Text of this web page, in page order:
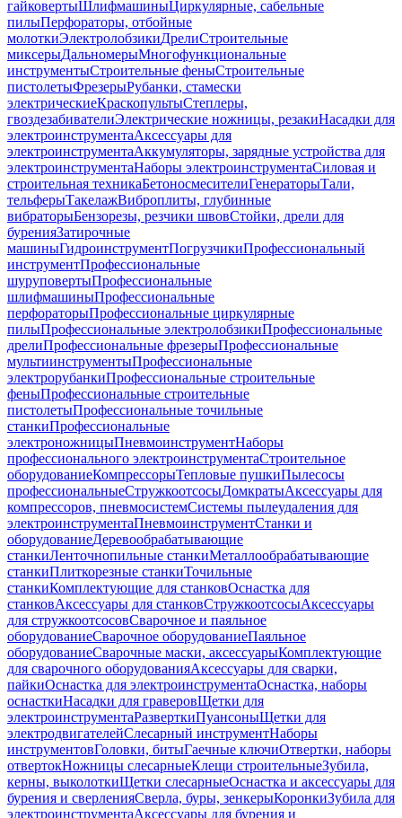
гайковертыШлифмашиныЦиркулярные, сабельные
пилыПерфораторы, отбойные
молоткиЭлектролобзикиДрелиСтроительные
миксерыДальномерыМногофункциональные
инструментыСтроительные феныСтроительные
пистолетыФрезерыРубанки, стамески
электрическиеКраскопультыСтеплеры,
гвоздезабивателиЭлектрические ножницы, резакиНасадки для
электроинструментаАксессуары для
электроинструментаАккумуляторы, зарядные устройства для
электроинструментаНаборы электроинструментаСиловая и
строительная техникаБетоносмесителиГенераторыТали,
тельферыТакелажВиброплиты, глубинные
вибраторыБензорезы, резчики швовСтойки, дрели для
буренияЗатирочные
машиныГидроинструментПогрузчикиПрофессиональный
инструментПрофессиональные
шуруповертыПрофессиональные
шлифмашиныПрофессиональные
перфораторыПрофессиональные циркулярные
пилыПрофессиональные электролобзикиПрофессиональные
дрелиПрофессиональные фрезерыПрофессиональные
мультиинструментыПрофессиональные
электрорубанкиПрофессиональные строительные
феныПрофессиональные строительные
пистолетыПрофессиональные точильные
станкиПрофессиональные
электроножницыПневмоинструментНаборы
профессионального электроинструментаСтроительное
оборудованиеКомпрессорыТепловые пушкиПылесосы
профессиональныеСтружкоотсосыДомкратыАксессуары для
компрессоров, пневмосистемСистемы пылеудаления для
электроинструментаПневмоинструментСтанки и
оборудованиеДеревообрабатывающие
станкиЛенточнопильные станкиМеталлообрабатывающие
станкиПлиткорезные станкиТочильные
станкиКомплектующие для станковОснастка для
станковАксессуары для станковСтружкоотсосыАксессуары
для стружкоотсосовСварочное и паяльное
оборудованиеСварочное оборудованиеПаяльное
оборудованиеСварочные маски, аксессуарыКомплектующие
для сварочного оборудованияАксессуары для сварки,
пайкиОснастка для электроинструментаОснастка, наборы
оснасткиНасадки для граверовЩетки для
электроинструментаРазверткиПуансоныЩетки для
электродвигателейСлесарный инструментНаборы
инструментовГоловки, битыГаечные ключиОтвертки, наборы
отвертокНожницы слесарныеКлещи строительныеЗубила,
керны, выколоткиЩетки слесарныеОснастка и аксессуары для
бурения и сверленияСверла, буры, зенкерыКоронкиЗубила для
электроинструментаАксессуары для бурения и